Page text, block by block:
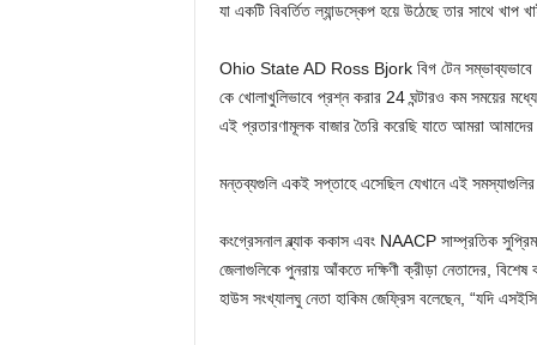
যা একটি বিবর্তিত ল্যান্ডস্কেপ হয়ে উঠেছে তার সাথে
Ohio State AD Ross Bjork বিগ টেন সম্ভাব্যভাবে
কে খোলাখুলিভাবে প্রশ্ন করার 24 ঘন্টারও কম সময়ের
এই প্রতারণামূলক বাজার তৈরি করেছি যাতে আমরা আমাদের
মন্তব্যগুলি একই সপ্তাহে এসেছিল যেখানে এই
কংগ্রেসনাল ব্ল্যাক ককাস এবং NAACP সাম্প্রতিক সুপ্রিম
জেলাগুলিকে পুনরায় আঁকতে দক্ষিণী ক্রীড়া নেতাদের,
হাউস সংখ্যালঘু নেতা হাকিম জেফ্রিস বলেছেন, “যদি